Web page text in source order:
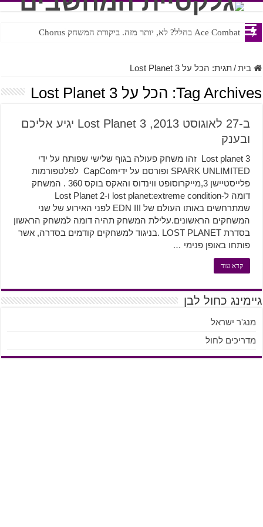
Ace Combat בחלל? לא, יותר מזה. ביקורת המשחק Chorus
Steven Universe והשירים שתורגמו בצורה נוראית לעברית
בית/תגית: הכל על Lost Planet 3
Tag Archives: הכל על Lost Planet 3
ב-27 לאוגוסט 2013, Lost Planet 3 יגיע אליכם
ובענק
Lost planet 3 זהו משחק פעולה בגוף שלישי שפותח על ידי
SPARK UNLIMITED ופורסם על ידיCapCom לפלטפורמות
פלייסטיישן 3,מייקרוסופט ווינדוס והאקס בוקס 360 . המשחק
דומה ל-lost planet:extreme condition ו-Lost Planet 2
שמתרחשים באותו העולם של EDN III לפני האירוע של שני
המשחקים הראשונים.עלילת המשחק תהיה דומה למשחק הראשון
בסדרת LOST PLANET .בניגוד למשחקים קודמים בסדרה, אשר
פותחו באופן פנימי …
קרא עוד
גיימינג כחול לבן
מנג'ר ישראל
מדריכים לחול